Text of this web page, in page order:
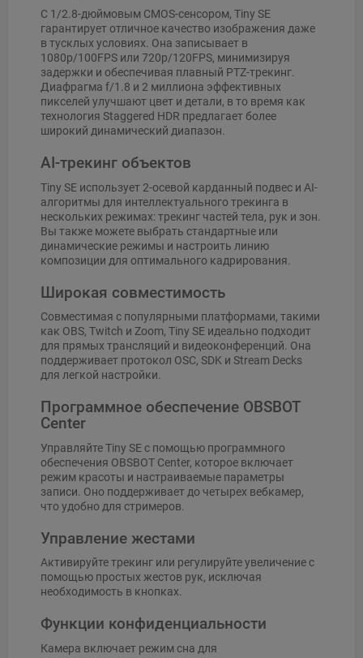
С 1/2.8-дюймовым CMOS-сенсором, Tiny SE
гарантирует отличное качество изображения даже
в тусклых условиях. Она записывает в
1080p/100FPS или 720p/120FPS, минимизируя
задержки и обеспечивая плавный PTZ-трекинг.
Диафрагма f/1.8 и 2 миллиона эффективных
пикселей улучшают цвет и детали, в то время как
технология Staggered HDR предлагает более
широкий динамический диапазон.
AI-трекинг объектов
Tiny SE использует 2-осевой карданный подвес и AI-
алгоритмы для интеллектуального трекинга в
нескольких режимах: трекинг частей тела, рук и зон.
Вы также можете выбрать стандартные или
динамические режимы и настроить линию
композиции для оптимального кадрирования.
Широкая совместимость
Совместимая с популярными платформами, такими
как OBS, Twitch и Zoom, Tiny SE идеально подходит
для прямых трансляций и видеоконференций. Она
поддерживает протокол OSC, SDK и Stream Decks
для легкой настройки.
Программное обеспечение OBSBOT
Center
Управляйте Tiny SE с помощью программного
обеспечения OBSBOT Center, которое включает
режим красоты и настраиваемые параметры
записи. Оно поддерживает до четырех вебкамер,
что удобно для стримеров.
Управление жестами
Активируйте трекинг или регулируйте увеличение с
помощью простых жестов рук, исключая
необходимость в кнопках.
Функции конфиденциальности
Камера включает режим сна для